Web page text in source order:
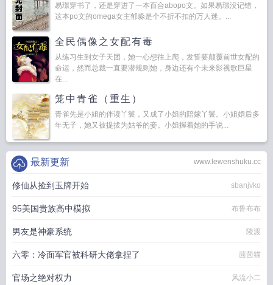
易璟穿书了，还是穿进了一本百合abopo文。如果易璟没记错，
这本po文的omega女主郁淼是个不折不扣的万人迷。...
全民偶像之女配有毒
从练习生到女子天团，她一心想往上爬，发誓要颠覆前世女配的
命运，然而总裁一直要潜规则她，身边还有个未来影视歌巨星
在...
笼中青雀（重生）
青雀先是小姐的伴读丫鬟，又成了小姐的陪嫁丫鬟。小姐婚后多
年无子，她又被提拔为姑爷的妾。小姐握着她的手说...
www.lewenshuku.cc
最新更新
修仙从捡到玉牌开始 sbanjvko
95美国贵族高中模拟 布鲁布布
男友是神豪系统 陵渡
六零：冷面军官被科研大佬拿捏了 茴茴猫
官场之绝对权力 风流小二